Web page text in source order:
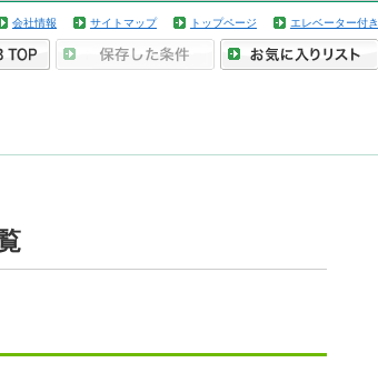
会社情報 サイトマップ トップページ エレベーター付き